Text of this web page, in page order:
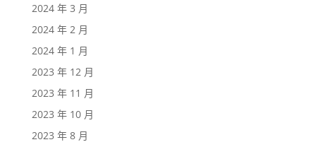
2024 年 3 月
2024 年 2 月
2024 年 1 月
2023 年 12 月
2023 年 11 月
2023 年 10 月
2023 年 8 月